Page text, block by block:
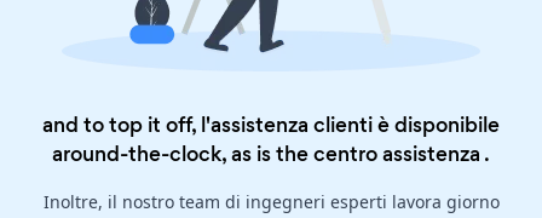
and to top it off, l'assistenza clienti è disponibile
around-the-clock, as is thecentro assistenza .
Inoltre, il nostro team di ingegneri esperti lavora giorno